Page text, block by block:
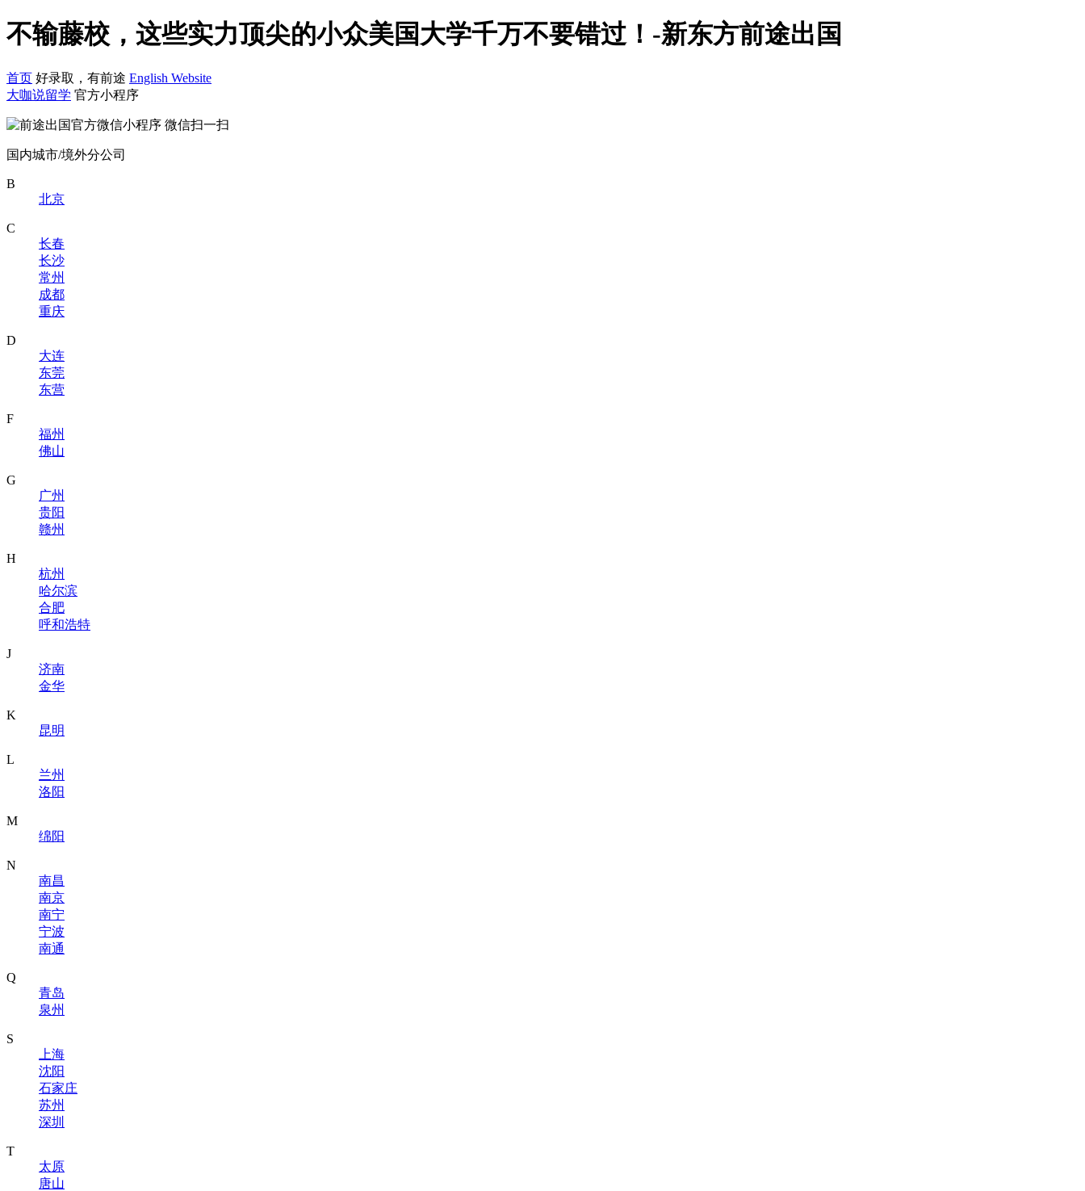
不输藤校，这些实力顶尖的小众美国大学千万不要错过！-新东方前途出国
首页 好录取，有前途 English Website
大咖说留学 官方小程序
微信扫一扫
国内城市/境外分公司
B
北京
C
长春
长沙
常州
成都
重庆
D
大连
东莞
东营
F
福州
佛山
G
广州
贵阳
赣州
H
杭州
哈尔滨
合肥
呼和浩特
J
济南
金华
K
昆明
L
兰州
洛阳
M
绵阳
N
南昌
南京
南宁
宁波
南通
Q
青岛
泉州
S
上海
沈阳
石家庄
苏州
深圳
T
太原
唐山